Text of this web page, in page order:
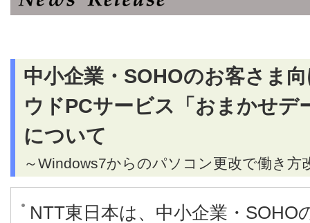
中小企業・SOHOのお客さま
ウドPCサービス「おまかせデ
について
～Windows7からのパソコン更改で働き方
NTT東日本は、中小企業・